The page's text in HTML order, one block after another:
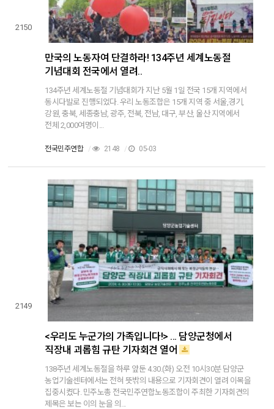
2150
만국의 노동자여 단결하라! 134주년 세계노동절
기념대회 전국에서 열려..
134주년 세계노동절 기념대회가 지난 5월 1일 전국 15개 지역에서
동시다발로 진행되었다. 우리 노동조합은 15개 지역 중 서울,경기,
강원, 충북, 세종충남, 광주, 전북, 전남, 대구, 부산, 울산 지역에서
전체 2,000여명이...
전국민주연합 / 2148 / 05-03
2149
<우리도 누군가의 가족입니다!> ... 담양군청에서
직장내 괴롭힘 규탄 기자회견 열어
138주년 세계노동절을 하루 앞둔 4.30.(화) 오전 10시30분 담양군
농업기술센터에서는 전혀 뜻밖의 내용으로 기자회견이 열려 이목을
집중시켰다. 민주노총 전국민주연합노동조합이 주최한 기자회견의
제목은 보는 이의 눈을 의...